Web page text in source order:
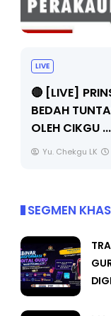
1 TRIAL
yang lalu
SEGMEN KHAS